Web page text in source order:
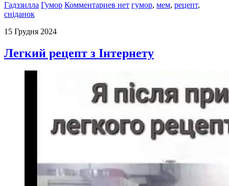
Гадззилла Гумор Комментариев нет гумор, мем, рецепт,
сніданок
15 Грудня 2024
Легкий рецепт з Інтернету